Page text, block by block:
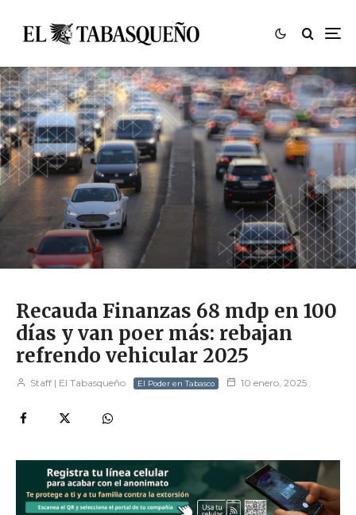
Recauda Finanzas 68 mdp en 100
días y van poer más: rebajan
refrendo vehicular 2025
Staff | El Tabasqueño El Poder en Tabasco 10 enero, 2025